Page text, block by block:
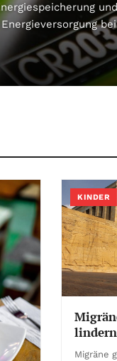
und
KINDER
lindern
Migräne